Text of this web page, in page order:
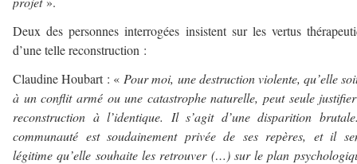
Deux des personnes interrogées insistent sur les vertus
d’une telle reconstruction :
Claudine Houbart : « Pour moi, une destruction violente, qu’elle
à un conflit armé ou une catastrophe naturelle, peut seule
reconstruction à l’identique. Il s’agit d’une disparition
communauté est soudainement privée de ses repères, et il
légitime qu’elle souhaite les retrouver (…) sur le plan